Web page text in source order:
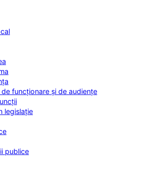
de funcționare și de audiențe
legislație
publice